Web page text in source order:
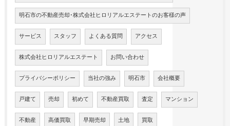
明石市の不動産売却･株式会社ヒロリアルエステートのお客様の声
サービス スタッフ よくある質問 アクセス
株式会社ヒロリアルエステート お問い合わせ
プライバシーポリシー 当社の強み 明石市 会社概要
戸建て 売却 初めて 不動産買取 査定 マンション
不動産 高価買取 早期売却 土地 買取